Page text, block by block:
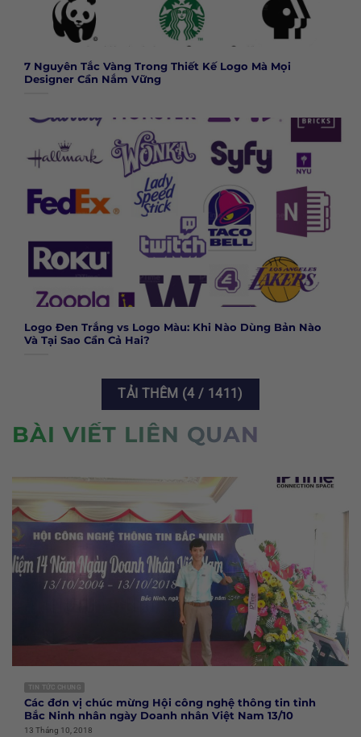
7 Nguyên Tắc Vàng Trong Thiết Kế Logo Mà Mọi
Designer Cần Nắm Vững
Logo Đen Trắng vs Logo Màu: Khi Nào Dùng Bản Nào
Và Tại Sao Cần Cả Hai?
TẢI THÊM (4/ 1411)
BÀI VIẾT LIÊN QUAN
TIN TỨC CHUNG
Các đơn vị chúc mừng Hội công nghệ thông tin tỉnh
Bắc Ninh nhân ngày Doanh nhân Việt Nam 13/10
13 Tháng 10, 2018